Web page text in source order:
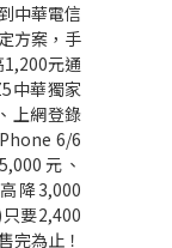
中華電信
方案，手
元通
中華獨家
上網登錄
6/6
元、
降3,000
要2,400
完為止！